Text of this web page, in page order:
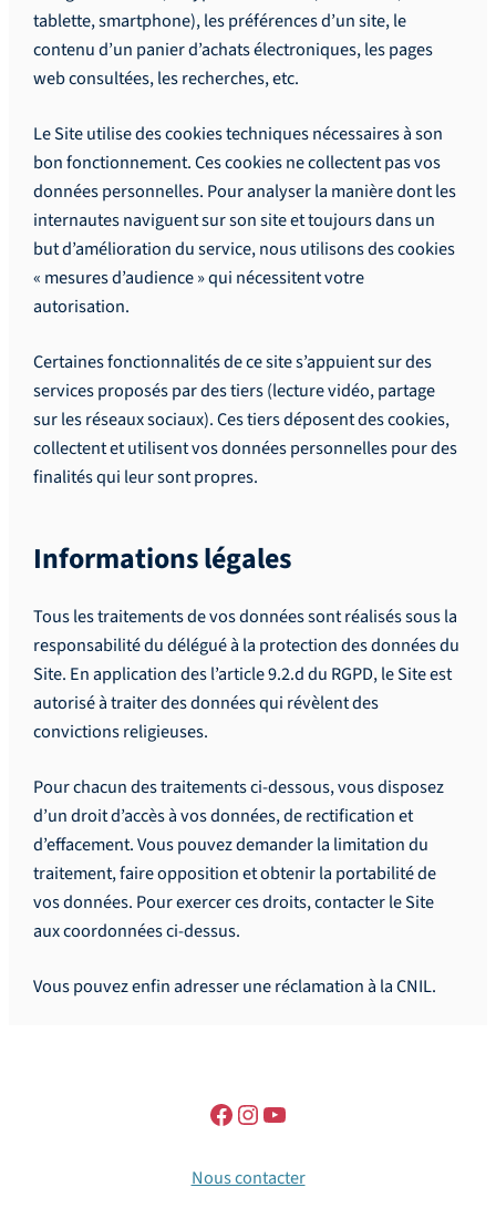
tablette, smartphone), les préférences d’un site, le
contenu d’un panier d’achats électroniques, les pages
web consultées, les recherches, etc.
Le Site utilise des cookies techniques nécessaires à son
bon fonctionnement. Ces cookies ne collectent pas vos
données personnelles. Pour analyser la manière dont les
internautes naviguent sur son site et toujours dans un
but d’amélioration du service, nous utilisons des cookies
« mesures d’audience » qui nécessitent votre
autorisation.
Certaines fonctionnalités de ce site s’appuient sur des
services proposés par des tiers (lecture vidéo, partage
sur les réseaux sociaux). Ces tiers déposent des cookies,
collectent et utilisent vos données personnelles pour des
finalités qui leur sont propres.
Informations légales
Tous les traitements de vos données sont réalisés sous la
responsabilité du délégué à la protection des données du
Site. En application des l’article 9.2.d du RGPD, le Site est
autorisé à traiter des données qui révèlent des
convictions religieuses.
Pour chacun des traitements ci-dessous, vous disposez
d’un droit d’accès à vos données, de rectification et
d’effacement. Vous pouvez demander la limitation du
traitement, faire opposition et obtenir la portabilité de
vos données. Pour exercer ces droits, contacter le Site
aux coordonnées ci-dessus.
Vous pouvez enfin adresser une réclamation à la CNIL.
Nous contacter